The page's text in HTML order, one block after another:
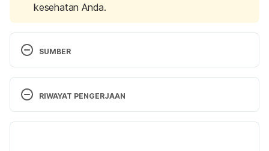
kesehatan Anda.
SUMBER
https://www.prevention.com/health/6-signs-you-
might-have-a-blood-clot/slide/6. Diakses pada 5
RIWAYAT PENGERJAAN